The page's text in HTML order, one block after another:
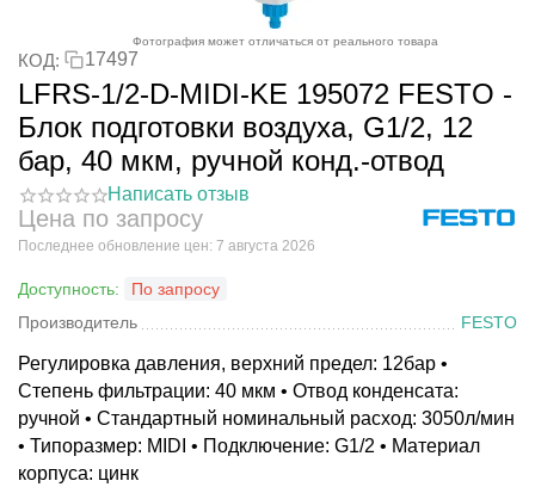
Фотография может отличаться от реального товара
КОД: 17497
LFRS-1/2-D-MIDI-KE 195072 FESTO -
Блок подготовки воздуха, G1/2, 12
бар, 40 мкм, ручной конд.-отвод
Написать отзыв
Цена по запросу
Последнее обновление цен: 7 августа 2026
Доступность:
По запросу
Производитель
FESTO
Регулировка давления, верхний предел: 12бар •
Степень фильтрации: 40 мкм • Отвод конденсата:
ручной • Стандартный номинальный расход: 3050л/мин
• Типоразмер: MIDI • Подключение: G1/2 • Материал
корпуса: цинк